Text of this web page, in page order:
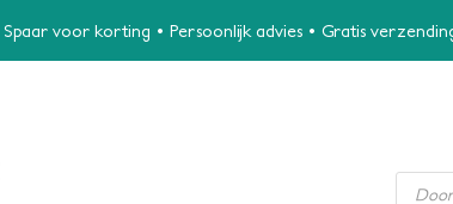
voor korting • Persoonlijk advies • Gratis
zoeken